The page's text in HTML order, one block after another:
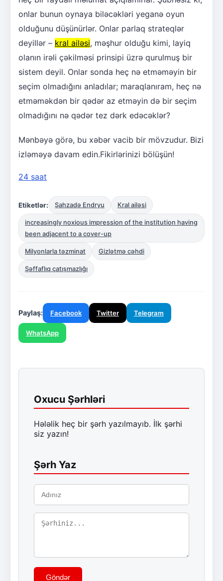
onlar bunun oynaya biləcəkləri yeganə oyun
olduğunu düşünürlər. Onlar parlaq strateqlər
deyillər – kral ailəsi, məşhur olduğu kimi, layiq
olanın irəli çəkilməsi prinsipi üzrə qurulmuş bir
sistem deyil. Onlar sonda heç nə etməməyin bir
seçim olmadığını anladılar; maraqlanıram, heç nə
etməməkdən bir qədər az etməyin də bir seçim
olmadığını nə qədər tez dərk edəcəklər?
Mənbəyə görə, bu xəbər vacib bir mövzudur. Bizi
izləməyə davam edin.Fikirlərinizi bölüşün!
24 saat
Etiketlər: Şahzadə Endryu Kral ailəsi
increasingly noxious impression of the institution having
been adjacent to a cover-up
Milyonlarla təzminat Gizlətmə cəhdi
Şəffaflıq çatışmazlığı
Paylaş: Facebook Twitter Telegram
WhatsApp
Oxucu Şərhləri
Hələlik heç bir şərh yazılmayıb. İlk şərhi
siz yazın!
Şərh Yaz
Göndər